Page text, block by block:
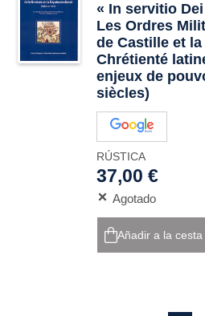
« In servitio
Les Ordres
de Castille et
Chrétienté
enjeux de
siècles)
RÚSTICA
37,00 €
Agotado
Añadir a la cesta